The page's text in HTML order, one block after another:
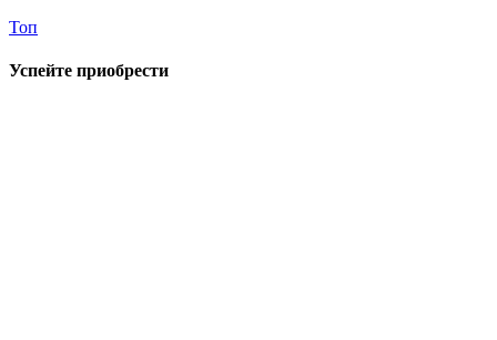
Топ
Успейте приобрести